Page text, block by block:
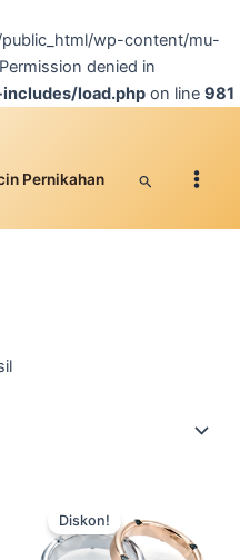
wp-content/mu-
denied in
load.php on line 981
Pernikahan Cari
Diskon!
ini
memiliki
Google
TikTok